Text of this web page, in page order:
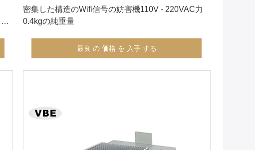
密集した構造のWifi信号の妨害機110V - 220VAC力
0.4kgの純重量
最良 の 価格 を 入手 する